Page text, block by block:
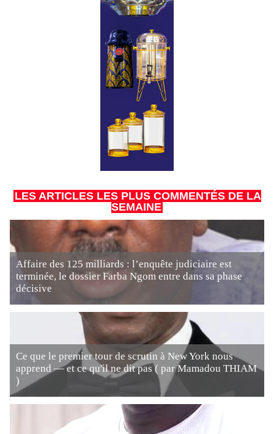
LES ARTICLES LES PLUS COMMENTÉS DE LA
SEMAINE
Affaire des 125 milliards : l’enquête judiciaire est
terminée, le dossier Farba Ngom entre dans sa phase
décisive
Ce que le premier tour de scrutin à New York nous
apprend — et ce qu'il ne dit pas ( par Mamadou THIAM
)